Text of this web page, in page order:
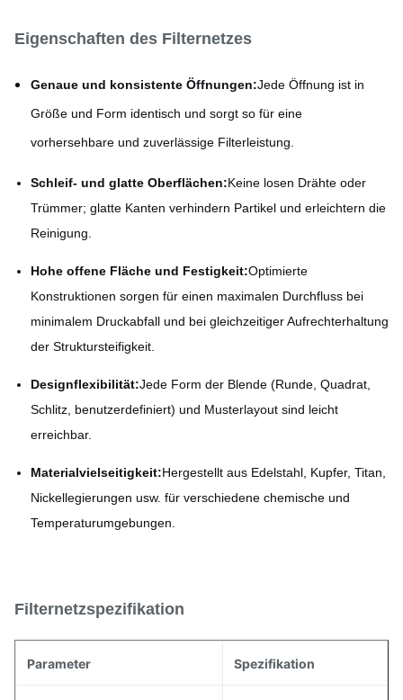
Eigenschaften des Filternetzes
Genaue und konsistente Öffnungen:Jede Öffnung ist in
Größe und Form identisch und sorgt so für eine
vorhersehbare und zuverlässige Filterleistung.
Schleif- und glatte Oberflächen:Keine losen Drähte oder
Trümmer; glatte Kanten verhindern Partikel und erleichtern die
Reinigung.
Hohe offene Fläche und Festigkeit:Optimierte
Konstruktionen sorgen für einen maximalen Durchfluss bei
minimalem Druckabfall und bei gleichzeitiger Aufrechterhaltung
der Struktursteifigkeit.
Designflexibilität:Jede Form der Blende (Runde, Quadrat,
Schlitz, benutzerdefiniert) und Musterlayout sind leicht
erreichbar.
Materialvielseitigkeit:Hergestellt aus Edelstahl, Kupfer, Titan,
Nickellegierungen usw. für verschiedene chemische und
Temperaturumgebungen.
Filternetzspezifikation
Parameter Spezifikation